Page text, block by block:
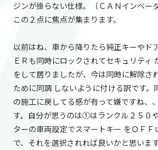
ジンが掛らない仕様。（ＣＡＮインベー
この２点に焦点が集まります。
以前はね、車から降りたら純正キーやド
ＥＲも同時にロックされてセキュリティ
をして居りましたが、今は同時に解除さ
ために同調 しないように付ける訳です
の施工に戻してる感が有って嫌ですね、
す。自分が思うのは①はランクル２５０
ターの車両設定でスマートキー をＯＦ
で、それを選択されれば良いかと思いま